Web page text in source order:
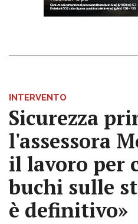
INTERVENTO
Sicurezza
l'assessora
il lavoro per
buchi sulle
è definitivo»